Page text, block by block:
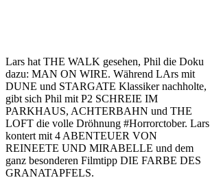
Lars hat THE WALK gesehen, Phil die Doku
dazu: MAN ON WIRE. Während LArs mit
DUNE und STARGATE Klassiker nachholte,
gibt sich Phil mit P2 SCHREIE IM
PARKHAUS, ACHTERBAHN und THE
LOFT die volle Dröhnung #Horrorctober. Lars
kontert mit 4 ABENTEUER VON
REINEETE UND MIRABELLE und dem
ganz besonderen Filmtipp DIE FARBE DES
GRANATAPFELS.